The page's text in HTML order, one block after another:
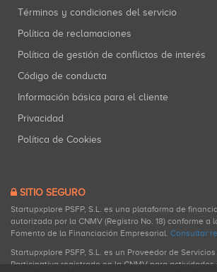
Términos y condiciones del servicio
Política de reclamaciones
Política de gestión de conflictos de interés
Código de conducta
Información básica para el cliente
Privacidad
Política de Cookies
SITIO SEGURO
Startupxplore PSFP, S.L. es una plataforma de
autorizada por la CNMV (Registro No. 18) conforme a
Fomento de la Financiación Empresarial. Consultar
Startupxplore PSFP, S.L. es un Proveedor de
Participativa registrado en la CNMV para actividades